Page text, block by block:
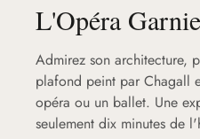
L'Opéra
Admirez son architecture,
plafond peint par Chagall
opéra ou un ballet. Une
seulement dix minutes de